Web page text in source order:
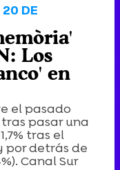
DE
Los
en
el pasado
pasar una
tras el
por detrás de
Canal Sur